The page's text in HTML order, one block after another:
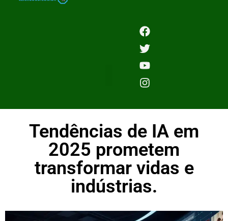
Tendências de IA em
2025 prometem
transformar vidas e
indústrias.